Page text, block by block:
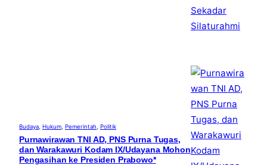
Budaya Hukum Pemerintah Politik
Purnawirawan TNI AD, PNS Purna Tugas,
dan Warakawuri Kodam IX/Udayana Mohon
Pengasihan ke Presiden Prabowo*